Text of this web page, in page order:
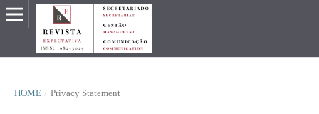
HOME / Privacy Statement